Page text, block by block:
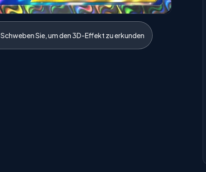
Schweben Sie, um den 3D-Effekt zu erkunden